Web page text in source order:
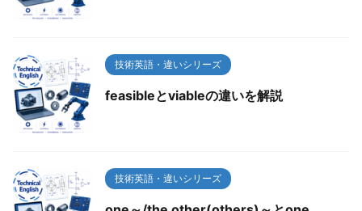
技術英語・違いシリーズ
feasibleとviableの違いを解説
技術英語・違いシリーズ